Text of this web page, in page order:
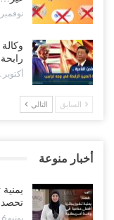
نوفمبر 13, 2025
أكتوبر 31, 2025
السابق التالي
أخبار منوعة
تحصد
يونيو 16, 2026